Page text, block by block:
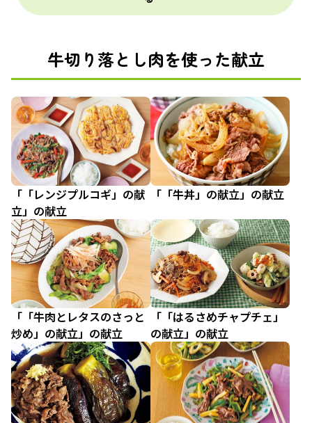
牛切り落とし肉を使った献立
「「レンジプルコギ」の献
立」の献立
「「牛丼」の献立」の献立
「「牛肉とレタスのさっと
炒め」の献立」の献立
「「はるさめチャプチェ」
の献立」の献立